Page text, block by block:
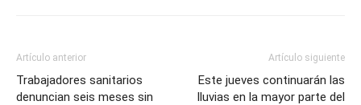
Artículo anterior
Trabajadores sanitarios
denuncian seis meses sin
Artículo siguiente
Este jueves continuarán las
lluvias en la mayor parte del